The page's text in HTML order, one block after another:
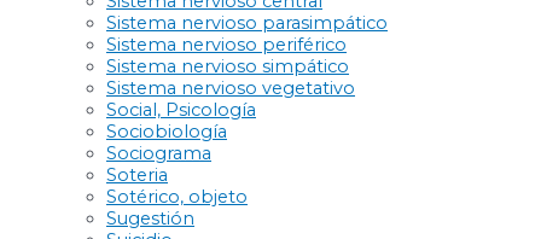
Sistema nervioso parasimpático
Sistema nervioso periférico
Sistema nervioso simpático
Sistema nervioso vegetativo
Social, Psicología
Sociobiología
Sociograma
Soteria
Sotérico, objeto
Sugestión